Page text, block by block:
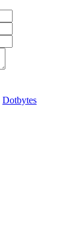
Dotbytes